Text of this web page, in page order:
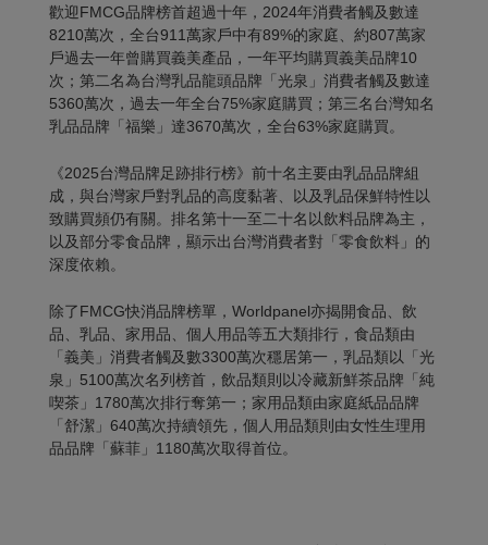
歡迎FMCG品牌榜首超過十年，2024年消費者觸及數達
8210萬次，全台911萬家戶中有89%的家庭、約807萬家
戶過去一年曾購買義美產品，一年平均購買義美品牌10
次；第二名為台灣乳品龍頭品牌「光泉」消費者觸及數達
5360萬次，過去一年全台75%家庭購買；第三名台灣知名
乳品品牌「福樂」達3670萬次，全台63%家庭購買。
《2025台灣品牌足跡排行榜》前十名主要由乳品品牌組
成，與台灣家戶對乳品的高度黏著、以及乳品保鮮特性以
致購買頻仍有關。排名第十一至二十名以飲料品牌為主，
以及部分零食品牌，顯示出台灣消費者對「零食飲料」的
深度依賴。
除了FMCG快消品牌榜單，Worldpanel亦揭開食品、飲
品、乳品、家用品、個人用品等五大類排行，食品類由
「義美」消費者觸及數3300萬次穩居第一，乳品類以「光
泉」5100萬次名列榜首，飲品類則以冷藏新鮮茶品牌「純
喫茶」1780萬次排行奪第一；家用品類由家庭紙品品牌
「舒潔」640萬次持續領先，個人用品類則由女性生理用
品品牌「蘇菲」1180萬次取得首位。